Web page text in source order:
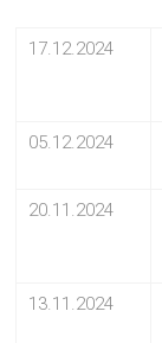
17.12.2024
05.12.2024
20.11.2024
13.11.2024